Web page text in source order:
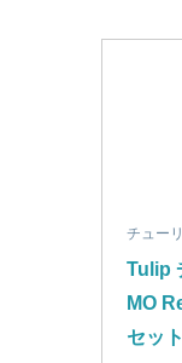
チュー
Tulip
MO
セッ